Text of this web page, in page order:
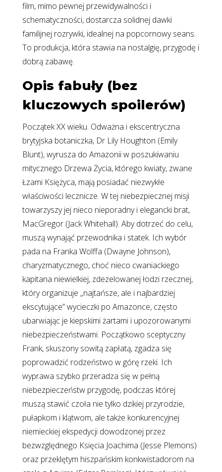
film, mimo pewnej przewidywalności i
schematyczności, dostarcza solidnej dawki
familijnej rozrywki, idealnej na popcornowy seans.
To produkcja, która stawia na nostalgię, przygodę i
dobrą zabawę.
Opis fabuły (bez
kluczowych spoilerów)
Początek XX wieku. Odważna i ekscentryczna
brytyjska botaniczka, Dr Lily Houghton (Emily
Blunt), wyrusza do Amazonii w poszukiwaniu
mitycznego Drzewa Życia, którego kwiaty, zwane
Łzami Księżyca, mają posiadać niezwykłe
właściwości lecznicze. W tej niebezpiecznej misji
towarzyszy jej nieco nieporadny i elegancki brat,
MacGregor (Jack Whitehall). Aby dotrzeć do celu,
muszą wynająć przewodnika i statek. Ich wybór
pada na Franka Wolffa (Dwayne Johnson),
charyzmatycznego, choć nieco cwaniackiego
kapitana niewielkiej, zdezelowanej łodzi rzecznej,
który organizuje „najtańsze, ale i najbardziej
ekscytujące” wycieczki po Amazonce, często
ubarwiając je kiepskimi żartami i upozorowanymi
niebezpieczeństwami. Początkowo sceptyczny
Frank, skuszony sowitą zapłatą, zgadza się
poprowadzić rodzeństwo w górę rzeki. Ich
wyprawa szybko przeradza się w pełną
niebezpieczeństw przygodę, podczas której
muszą stawić czoła nie tylko dzikiej przyrodzie,
pułapkom i klątwom, ale także konkurencyjnej
niemieckiej ekspedycji dowodzonej przez
bezwzględnego Księcia Joachima (Jesse Plemons)
oraz przeklętym hiszpańskim konkwistadorom na